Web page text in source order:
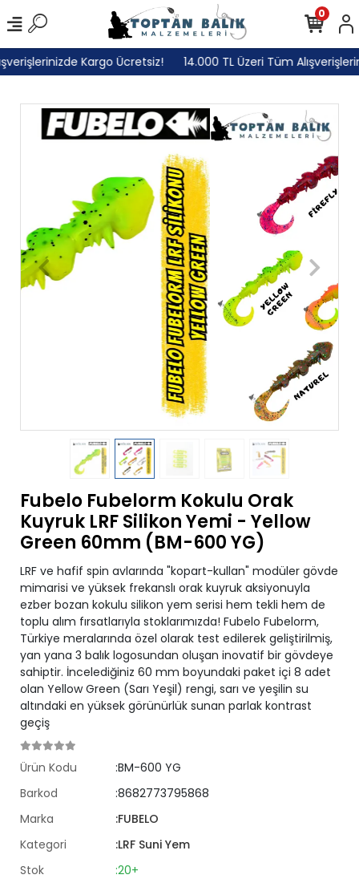
Kargo Ücretsiz! 14.000 TL Üzeri Tüm
0
Fubelo Fubelorm Kokulu Orak
Kuyruk LRF Silikon Yemi - Yellow
Green 60mm (BM-600 YG)
LRF ve hafif spin avlarında "kopart-kullan" modüler gövde
mimarisi ve yüksek frekanslı orak kuyruk aksiyonuyla
ezber bozan kokulu silikon yem serisi hem tekli hem de
toplu alım fırsatlarıyla stoklarımızda! Fubelo Fubelorm,
Türkiye meralarında özel olarak test edilerek geliştirilmiş,
yan yana 3 balık logosundan oluşan inovatif bir gövdeye
sahiptir. İncelediğiniz 60 mm boyundaki paket içi 8 adet
olan Yellow Green (Sarı Yeşil) rengi, sarı ve yeşilin su
altındaki en yüksek görünürlük sunan parlak kontrast
geçiş
Ürün Kodu
:BM-600 YG
Barkod
:8682773795868
Marka
:FUBELO
Kategori
:LRF Suni Yem
Stok
:20+